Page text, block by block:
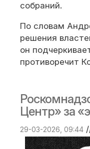
собраний.
По словам
решения
он
противоречит
Центр» за
29-03-2026, 09:44